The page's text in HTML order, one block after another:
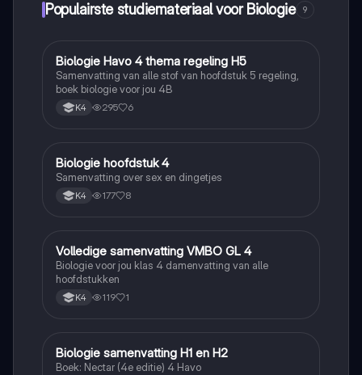
Populairste studiemateriaal voor Biologie 9
Biologie
Biologie Havo 4 thema regeling H5
Samenvatting van alle stof van hoofdstuk 5 regeling,
boek biologie voor jou 4B
K4 295 6
Biologie
Biologie hoofdstuk 4
Samenvatting over sex en dingetjes
K4 177 8
Biologie
Volledige samenvatting VMBO GL 4
Biologie voor jou klas 4 damenvatting van alle
hoofdstukken
K4 119 1
Biologie
Biologie samenvatting H1 en H2
Boek: Nectar (4e editie) 4 Havo